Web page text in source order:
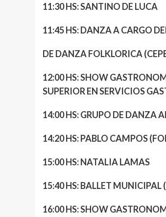
11:30 HS: SANTINO DE LUCA
11:45 HS: DANZA A CARGO
DE DANZA FOLKLORICA
12:00 HS: SHOW
SUPERIOR EN SERVICIOS
14:00 HS: GRUPO DE DANZA
14:20 HS: PABLO CAMPOS
15:00 HS: NATALIA LAMAS
15:40 HS: BALLET
16:00 HS: SHOW